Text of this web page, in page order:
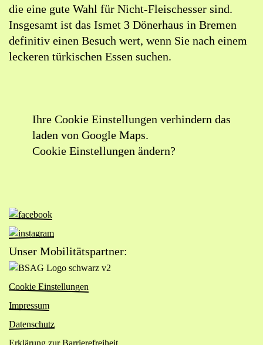
die eine gute Wahl für Nicht-Fleischesser sind.
Insgesamt ist das Ismet 3 Dönerhaus in Bremen
definitiv einen Besuch wert, wenn Sie nach einem
leckeren türkischen Essen suchen.
Ihre Cookie Einstellungen verhindern das
laden von Google Maps.
Cookie Einstellungen ändern?
Zur
Facebook-
Seite
von
Das
Viertel
in
neuem
Tab)
Zur
Seite
von
Das
Viertel
in
Unser Mobilitätspartner:
Cookie Einstellungen
Impressum
Datenschutz
Erklärung zur Barrierefreiheit